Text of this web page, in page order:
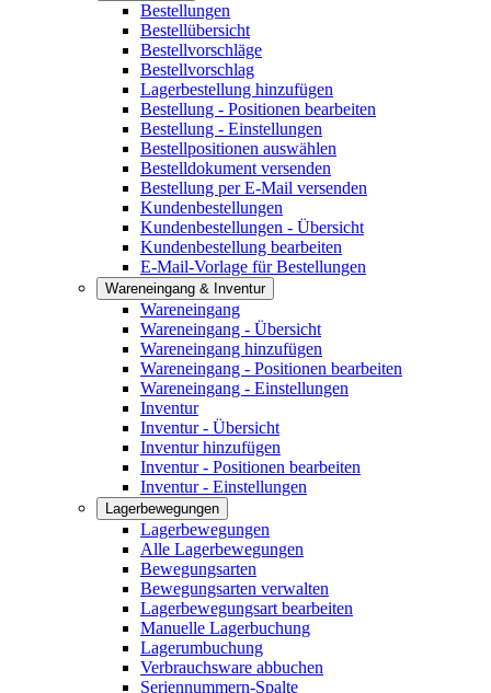
Bestellungen
Bestellübersicht
Bestellvorschläge
Bestellvorschlag
Lagerbestellung hinzufügen
Bestellung - Positionen bearbeiten
Bestellung - Einstellungen
Bestellpositionen auswählen
Bestelldokument versenden
Bestellung per E-Mail versenden
Kundenbestellungen
Kundenbestellungen - Übersicht
Kundenbestellung bearbeiten
E-Mail-Vorlage für Bestellungen
Wareneingang & Inventur
Wareneingang
Wareneingang - Übersicht
Wareneingang hinzufügen
Wareneingang - Positionen bearbeiten
Wareneingang - Einstellungen
Inventur
Inventur - Übersicht
Inventur hinzufügen
Inventur - Positionen bearbeiten
Inventur - Einstellungen
Lagerbewegungen
Lagerbewegungen
Alle Lagerbewegungen
Bewegungsarten
Bewegungsarten verwalten
Lagerbewegungsart bearbeiten
Manuelle Lagerbuchung
Lagerumbuchung
Verbrauchsware abbuchen
Seriennummern-Spalte